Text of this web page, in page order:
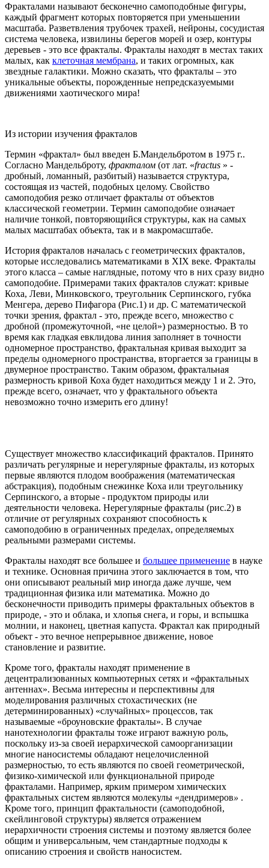
Фракталами называют бесконечно самоподобные фигуры,
каждый фрагмент которых повторяется при уменьшении
масштаба. Разветвления трубочек трахей, нейроны, сосудистая
система человека, извилины берегов морей и озер, контуры
деревьев - это все фракталы. Фракталы находят в местах таких
малых, как клеточная мембрана, и таких огромных, как
звездные галактики. Можно сказать, что фракталы – это
уникальные объекты, порожденные непредсказуемыми
движениями хаотического мира!
Из истории изучения фракталов
Термин «фрактал» был введен Б.Мандельбротом в 1975 г..
Согласно Мандельброту, фракталом (от лат. «fractus » -
дробный, ломанный, разбитый) называется структура,
состоящая из частей, подобных целому. Свойство
самоподобия резко отличает фракталы от объектов
классической геометрии. Термин самоподобие означает
наличие тонкой, повторяющийся структуры, как на самых
малых масштабах объекта, так и в макромасштабе.
История фракталов началась с геометрических фракталов,
которые исследовались математиками в XIX веке. Фракталы
этого класса – самые наглядные, потому что в них сразу видно
самоподобие. Примерами таких фракталов служат: кривые
Коха, Леви, Минковского, треугольник Серпинского, губка
Менгера, дерево Пифагора (Рис.1) и др. С математической
точки зрения, фрактал - это, прежде всего, множество с
дробной (промежуточной, «не целой») размерностью. В то
время как гладкая евклидова линия заполняет в точности
одномерное пространство, фрактальная кривая выходит за
пределы одномерного пространства, вторгается за границы в
двумерное пространство. Таким образом, фрактальная
размерность кривой Коха будет находиться между 1 и 2. Это,
прежде всего, означает, что у фрактального объекта
невозможно точно измерить его длину!
Существует множество классификаций фракталов. Принято
различать регулярные и нерегулярные фракталы, из которых
первые являются плодом воображения (математическая
абстракция), подобным снежинке Коха или треугольнику
Серпинского, а вторые - продуктом природы или
деятельности человека. Нерегулярные фракталы (рис.2) в
отличие от регулярных сохраняют способность к
самоподобию в ограниченных пределах, определяемых
реальными размерами системы.
Фракталы находят все большее и большее применение в науке
и технике. Основная причина этого заключается в том, что
они описывают реальный мир иногда даже лучше, чем
традиционная физика или математика. Можно до
бесконечности приводить примеры фрактальных объектов в
природе, - это и облака, и хлопья снега, и горы, и вспышка
молнии, и наконец, цветная капуста. Фрактал как природный
объект - это вечное непрерывное движение, новое
становление и развитие.
Кроме того, фракталы находят применение в
децентрализованных компьютерных сетях и «фрактальных
антеннах». Весьма интересны и перспективны для
моделирования различных стохастических (не
детерминированных) «случайных» процессов, так
называемые «броуновские фракталы». В случае
нанотехнологии фракталы тоже играют важную роль,
поскольку из-за своей иерархической самоорганизации
многие наносистемы обладают нецелочисленной
размерностью, то есть являются по своей геометрической,
физико-химической или функциональной природе
фракталами. Например, ярким примером химических
фрактальных систем являются молекулы «дендримеров» .
Кроме того, принцип фрактальности (самоподобной,
скейлинговой структуры) является отражением
иерархичности строения системы и поэтому является более
общим и универсальным, чем стандартные подходы к
описанию строения и свойств наносистем.